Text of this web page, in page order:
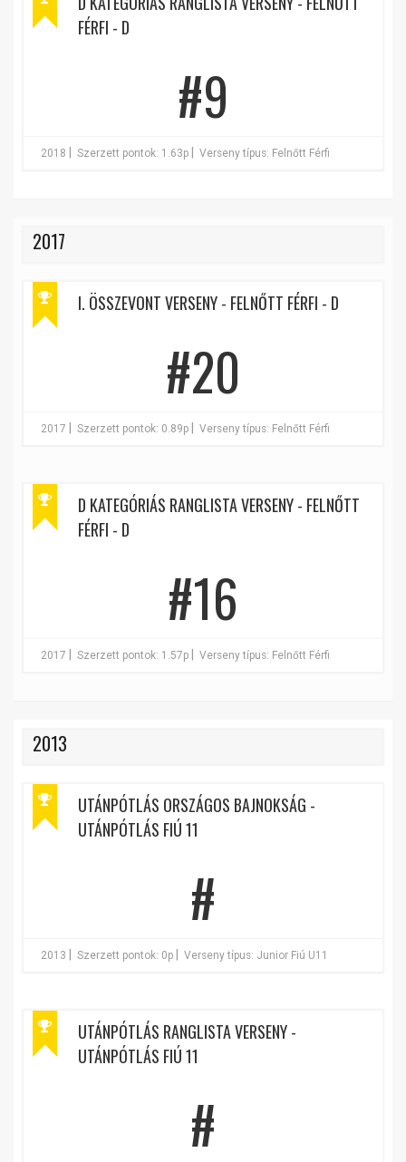
FÉRFI - D
#9
2018 Szerzett pontok: 1.63p Verseny típus: Felnőtt Férfi
2017
I. ÖSSZEVONT VERSENY - FELNŐTT FÉRFI - D
#20
2017 Szerzett pontok: 0.89p Verseny típus: Felnőtt Férfi
D KATEGÓRIÁS RANGLISTA VERSENY - FELNŐTT
FÉRFI - D
#16
2017 Szerzett pontok: 1.57p Verseny típus: Felnőtt Férfi
2013
UTÁNPÓTLÁS ORSZÁGOS BAJNOKSÁG -
UTÁNPÓTLÁS FIÚ 11
#
2013 Szerzett pontok: 0p Verseny típus: Junior Fiú U11
UTÁNPÓTLÁS RANGLISTA VERSENY -
UTÁNPÓTLÁS FIÚ 11
#